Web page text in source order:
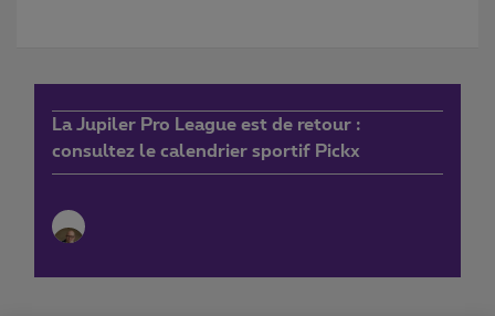
La Jupiler Pro League est de retour :
consultez le calendrier sportif Pickx